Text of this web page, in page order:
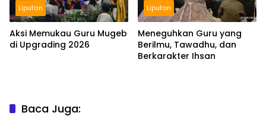
Liputan
Aksi Memukau Guru Mugeb
di Upgrading 2026
Liputan
Meneguhkan Guru yang
Berilmu, Tawadhu, dan
Berkarakter Ihsan
Baca Juga: